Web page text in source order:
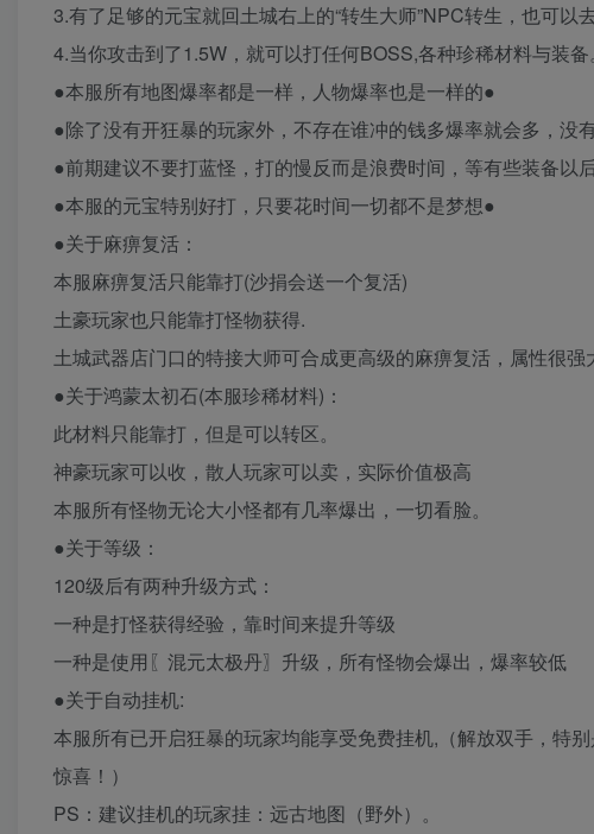
3.有了足够的元宝就回土城右上的“转生大师”NPC转生，也可以
4.当你攻击到了1.5W，就可以打任何BOSS,各种珍稀材料与装备。
●本服所有地图爆率都是一样，人物爆率也是一样的●
●除了没有开狂暴的玩家外，不存在谁冲的钱多爆率就会多，没
●前期建议不要打蓝怪，打的慢反而是浪费时间，等有些装备以
●本服的元宝特别好打，只要花时间一切都不是梦想●
●关于麻痹复活：
本服麻痹复活只能靠打(沙捐会送一个复活)
土豪玩家也只能靠打怪物获得.
土城武器店门口的特接大师可合成更高级的麻痹复活，属性很强
●关于鸿蒙太初石(本服珍稀材料)：
此材料只能靠打，但是可以转区。
神豪玩家可以收，散人玩家可以卖，实际价值极高
本服所有怪物无论大小怪都有几率爆出，一切看脸。
●关于等级：
120级后有两种升级方式：
一种是打怪获得经验，靠时间来提升等级
一种是使用〖混元太极丹〗升级，所有怪物会爆出，爆率较低
●关于自动挂机:
本服所有已开启狂暴的玩家均能享受免费挂机,（解放双手，特
惊喜！）
PS：建议挂机的玩家挂：远古地图（野外）。